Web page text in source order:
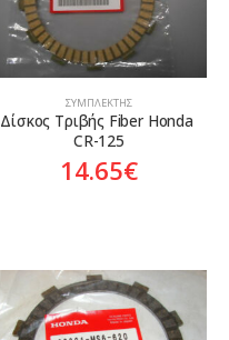
ΣΥΜΠΛΈΚΤΗΣ
Δίσκος Τριβής Fiber Honda
CR-125
14.65€